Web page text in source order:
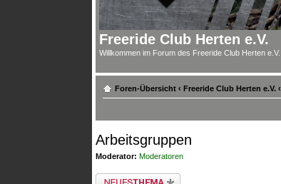
Freeride Club Herten e.V.
Willkommen im Forum des Freeride Club Herten e.V.
Foren-Übersicht ‹ Freeride Club Herten e.V. ‹
Arbeitsgruppen
Moderator: Moderatoren
Neues Thema erstellen